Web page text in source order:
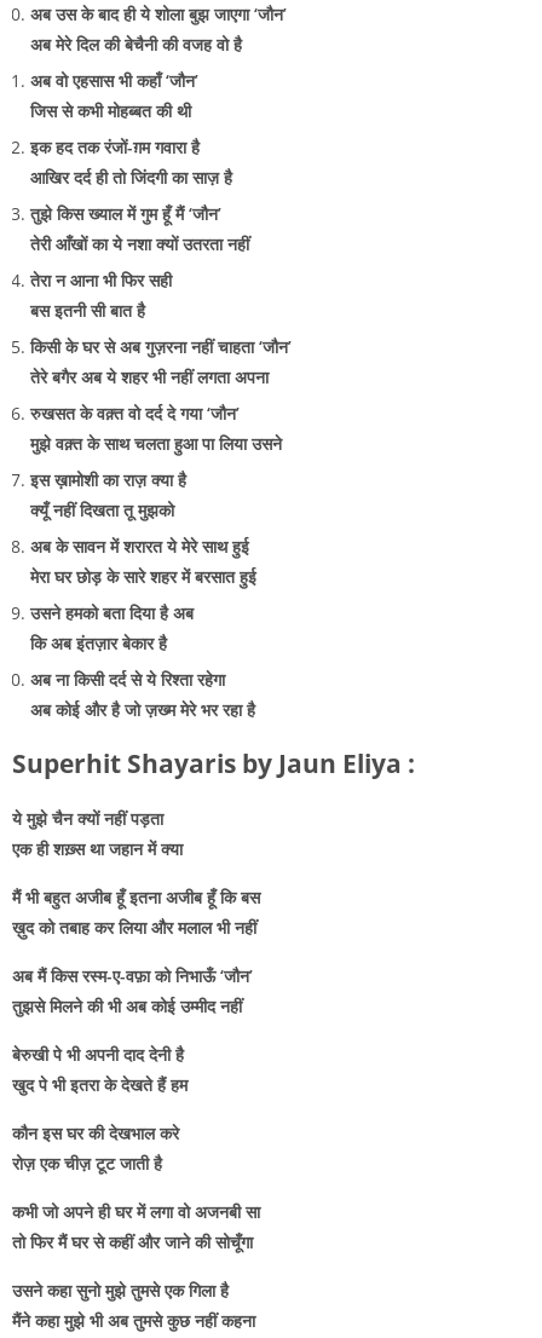
अब उस के बाद ही ये शोला बुझ जाएगा ‘जौन’
अब मेरे दिल की बेचैनी की वजह वो है
अब वो एहसास भी कहाँ ‘जौन’
जिस से कभी मोहब्बत की थी
इक हद तक रंजों-ग़म गवारा है
आखिर दर्द ही तो जिंदगी का साज़ है
तुझे किस ख्याल में गुम हूँ मैं ‘जौन’
तेरी आँखों का ये नशा क्यों उतरता नहीं
तेरा न आना भी फिर सही
बस इतनी सी बात है
किसी के घर से अब गुज़रना नहीं चाहता ‘जौन’
तेरे बगैर अब ये शहर भी नहीं लगता अपना
रुखसत के वक़्त वो दर्द दे गया ‘जौन’
मुझे वक़्त के साथ चलता हुआ पा लिया उसने
इस ख़ामोशी का राज़ क्या है
क्यूँ नहीं दिखता तू मुझको
अब के सावन में शरारत ये मेरे साथ हुई
मेरा घर छोड़ के सारे शहर में बरसात हुई
उसने हमको बता दिया है अब
कि अब इंतज़ार बेकार है
अब ना किसी दर्द से ये रिश्ता रहेगा
अब कोई और है जो ज़ख्म मेरे भर रहा है
Superhit Shayaris by Jaun Eliya :
ये मुझे चैन क्यों नहीं पड़ता
एक ही शख़्स था जहान में क्या
मैं भी बहुत अजीब हूँ इतना अजीब हूँ कि बस
ख़ुद को तबाह कर लिया और मलाल भी नहीं
अब मैं किस रस्म-ए-वफ़ा को निभाऊँ ‘जौन’
तुझसे मिलने की भी अब कोई उम्मीद नहीं
बेरुखी पे भी अपनी दाद देनी है
खुद पे भी इतरा के देखते हैं हम
कौन इस घर की देखभाल करे
रोज़ एक चीज़ टूट जाती है
कभी जो अपने ही घर में लगा वो अजनबी सा
तो फिर मैं घर से कहीं और जाने की सोचूँगा
उसने कहा सुनो मुझे तुमसे एक गिला है
मैंने कहा मुझे भी अब तुमसे कुछ नहीं कहना